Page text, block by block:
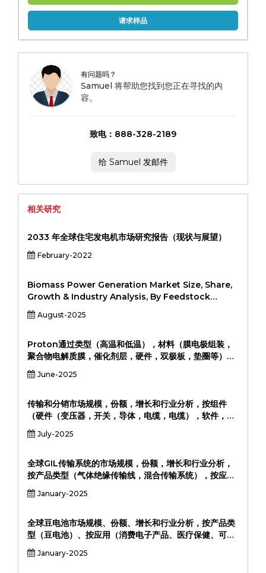
请求样品
有问题吗？
Samuel 将帮助您找到您正在寻找的内
容。
致电：888-328-2189
给 Samuel 发邮件
相关研究
2033 年全球住宅发电机市场研究报告（现状与展望）
February-2022
Biomass Power Generation Market Size, Share,
Growth & Industry Analysis, By Feedstock
(Woody Biomass, Agricultural Residues, Urban
Waste, Animal Manure, Industrial Waste) By
Pyrolysis, Anaerobic Digestion, Co-Firing) By
Application (Electricity Generation, Heating,
CHP (Combined Heat and Power), Others) By
End-User (Industrial, Residential, Commercial,
August-2025
Proton通过类型（高温和低温），材料（膜电极组装，
聚合物电解质膜，催化剂层，硬件，双极板，垫圈等），
应用程序（电信，通信，运输，运输，消费者的消费者电
子产品，以及202个市场）的数据，包括202 2032
June-2025
传输和分销市场规模，份额，增长和行业分析，按组件
（硬件（变压器，开关，导体，电缆，电缆），软件，服
务），按电压类型（低压，中型电压，高压，高压，高
压），按安装类型（架空开销，地下），按应用（power
July-2025
全球GIL传输系统的市场规模，份额，增长和行业分析，
按产品类型（气体绝缘传输线，混合传输系统），按应用
（海上风电场，城市电力网络，高压传输，工业应用），
最终用户（公用事业公司，可再生能源提供商
January-2025
全球豆电池市场规模、份额、增长和行业分析，按产品类
型（豆电池）、按应用（消费电子产品、医疗保健、可穿
戴设备、医疗设备、工业应用）、最终用户（消费电子产
品、医疗保健、工业、汽车、军事）和区域分析，2024-
January-2025